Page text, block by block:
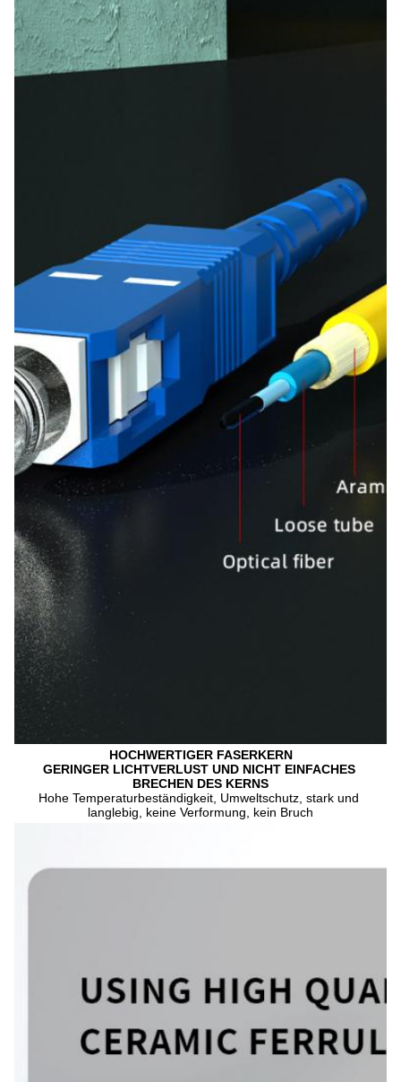
HOCHWERTIGER FASERKERN
GERINGER LICHTVERLUST UND NICHT EINFACHES
BRECHEN DES KERNS
Hohe Temperaturbeständigkeit, Umweltschutz, stark und
langlebig, keine Verformung, kein Bruch